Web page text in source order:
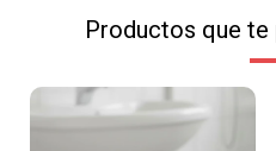
Productos que te